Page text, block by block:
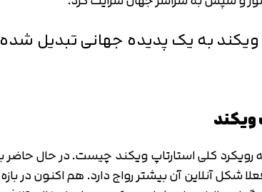
ویکند
رویکرد کلی استارتاپ ویکند چیست. در حال